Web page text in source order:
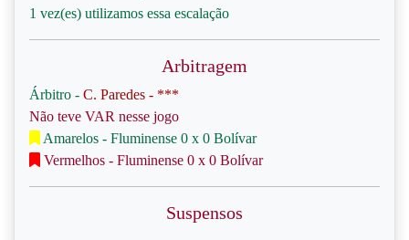
1 vez(es) utilizamos essa escalação
Arbitragem
Árbitro - C. Paredes - ***
Não teve VAR nesse jogo
Amarelos - Fluminense 0 x 0 Bolívar
Vermelhos - Fluminense 0 x 0 Bolívar
Suspensos